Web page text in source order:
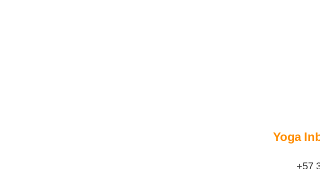
Yoga
+57